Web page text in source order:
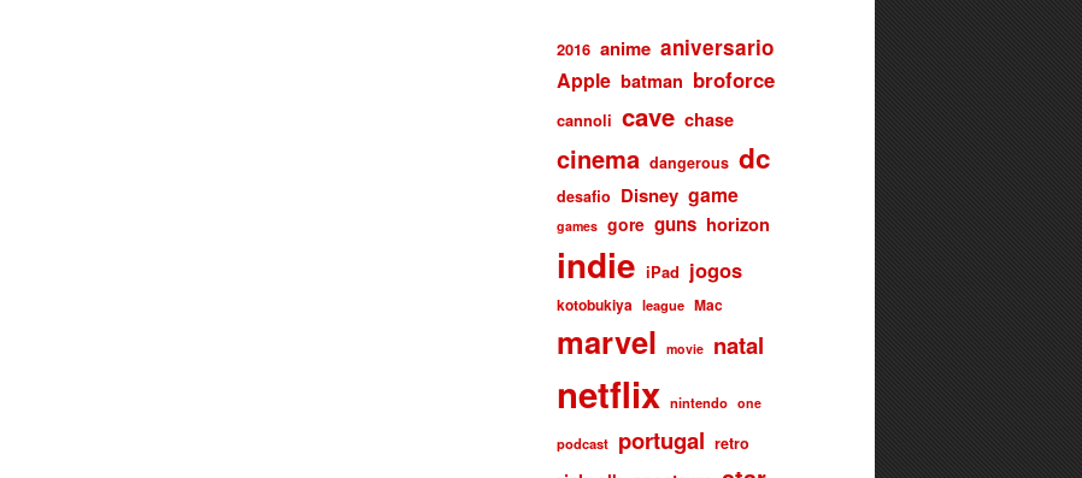
2016 anime aniversario
Apple batman broforce
cannoli cave chase
cinema dangerous dc
desafio Disney game
games gore guns horizon
indie iPad jogos
kotobukiya league Mac
marvel movie natal
netflix nintendo one
podcast portugal retro